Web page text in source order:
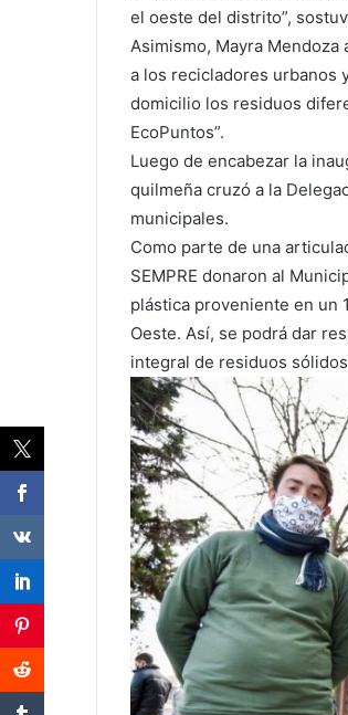
el oeste del distrito”,
Asimismo, Mayra
a los recicladores urbanos
domicilio los residuos
EcoPuntos”.
Luego de encabezar la
quilmeña cruzó a la
municipales.
Como parte de una
SEMPRE donaron al
plástica proveniente en un
Oeste. Así, se podrá dar
integral de residuos